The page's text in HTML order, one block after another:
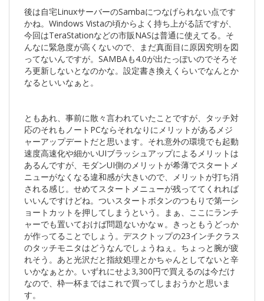
後は自宅LinuxサーバーのSambaにつなげられない点です
かね。Windows Vistaの頃からよく持ち上がる話ですが、
今回はTeraStationなどの市販NASは普通に使えてる。そ
んなに緊急度が高くないので、まだ真面目に原因究明を図
ってないんですが。SAMBAも4.0が出たっぽいのでそろそ
ろ更新しないとなのかな。設定書き換えくらいでなんとか
なるといいなぁと。
ともあれ、事前に散々言われていたことですが、タッチ対
応のそれもノートPCならそれなりにメリットがあるメジ
ャーアップデートだと思います。それ意外の環境でも起動
速度高速化や細かいUIブラッシュアップによるメリットは
あるんですが、モダンUI側のメリットが希薄でスタートメ
ニューがなくなる違和感が大きいので、メリットが打ち消
される感じ。せめてスタートメニューが残っててくれれば
いいんですけどね。ついスタートボタンのつもりで第一シ
ョートカットを押してしまうという。まぁ、ここにランチ
ャーでも置いておけば問題ないかなｗ。きっともうどっか
が作ってることでしょう。デスクトップの23インチクラス
のタッチモニタはどうなんでしょうねぇ。ちょっと腕が疲
れそう。あと光沢だと指紋処理とかちゃんとしてないと辛
いかなぁとか。いずれにせよ3,300円で買えるのは今だけ
なので、枠一杯まではこれで買ってしまおうかと思いま
す。